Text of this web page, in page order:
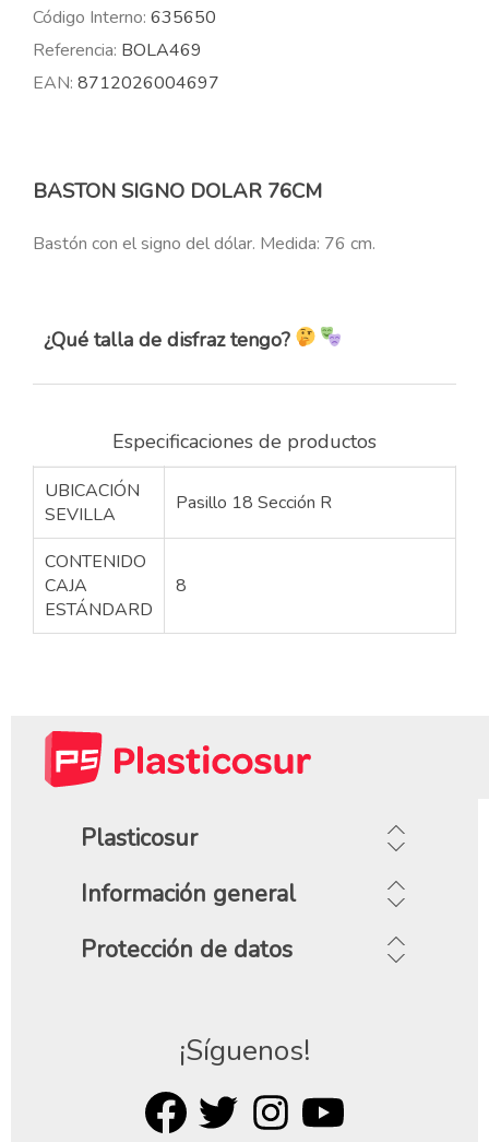
Código Interno: 635650
Referencia: BOLA469
EAN: 8712026004697
BASTON SIGNO DOLAR 76CM
Bastón con el signo del dólar. Medida: 76 cm.
¿Qué talla de disfraz tengo?
Especificaciones de productos
UBICACIÓN
SEVILLA
Pasillo 18 Sección R
CONTENIDO
CAJA
ESTÁNDARD
8
Plasticosur
Información general
Protección de datos
¡Síguenos!